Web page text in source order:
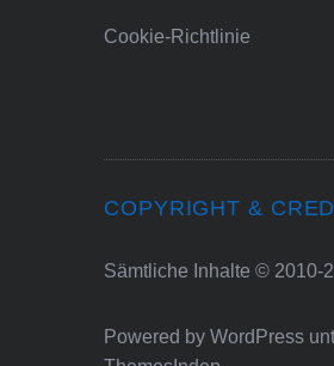
Cookie-Richtlinie
COPYRIGHT &
Sämtliche Inhalte © 2010-
Powered by WordPress